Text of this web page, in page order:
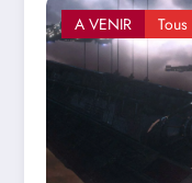
A VENIR